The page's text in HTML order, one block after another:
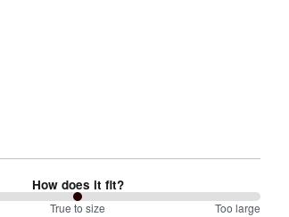
How does it fit?
True to size Too large